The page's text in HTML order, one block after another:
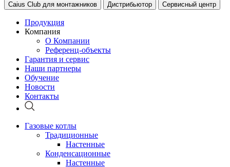
Caius Club для монтажников Дистрибьютор Сервисный центр
Продукция
Компания
О Компании
Референц-объекты
Гарантия и сервис
Наши партнеры
Обучение
Новости
Контакты
Газовые котлы
Традиционные
Настенные
Конденсационные
Настенные